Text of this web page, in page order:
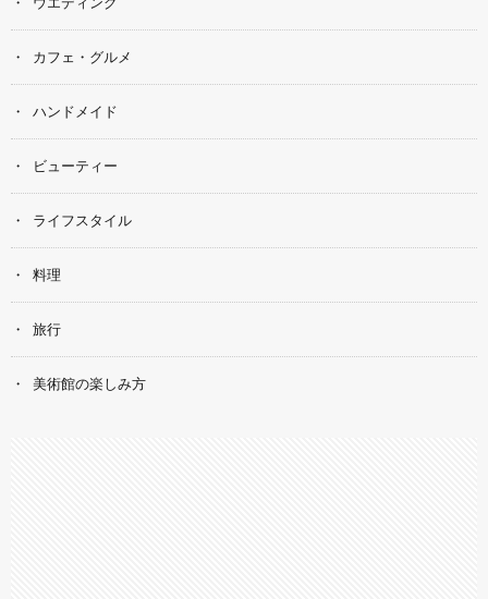
カフェ・グルメ
ハンドメイド
ビューティー
ライフスタイル
料理
旅行
美術館の楽しみ方